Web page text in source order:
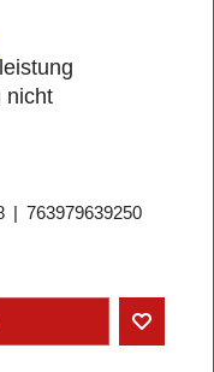
nicht
763979639250